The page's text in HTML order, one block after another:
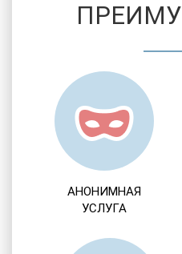
АНОНИМНАЯ
УСЛУГА